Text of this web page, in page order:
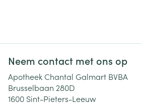
Neem contact met ons op
Apotheek Chantal Galmart BVBA
Brusselbaan 280D
1600 Sint-Pieters-Leeuw